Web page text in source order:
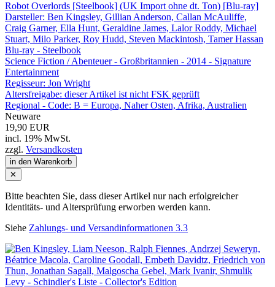
Robot Overlords [Steelbook] (UK Import ohne dt. Ton) [Blu-ray]
Darsteller: Ben Kingsley, Gillian Anderson, Callan McAuliffe,
Craig Garner, Ella Hunt, Geraldine James, Lalor Roddy, Michael
Stuart, Milo Parker, Roy Hudd, Steven Mackintosh, Tamer Hassan
Blu-ray - Steelbook
Science Fiction / Abenteuer - Großbritannien - 2014 - Signature
Entertainment
Regisseur: Jon Wright
Altersfreigabe: dieser Artikel ist nicht FSK geprüft
Regional - Code: B = Europa, Naher Osten, Afrika, Australien
Neuware
19,90 EUR
incl. 19% MwSt.
zzgl. Versandkosten
in den Warenkorb
✕
Bitte beachten Sie, dass dieser Artikel nur nach erfolgreicher
Identitäts- und Altersprüfung erworben werden kann.
Siehe Zahlungs- und Versandinformationen 3.3